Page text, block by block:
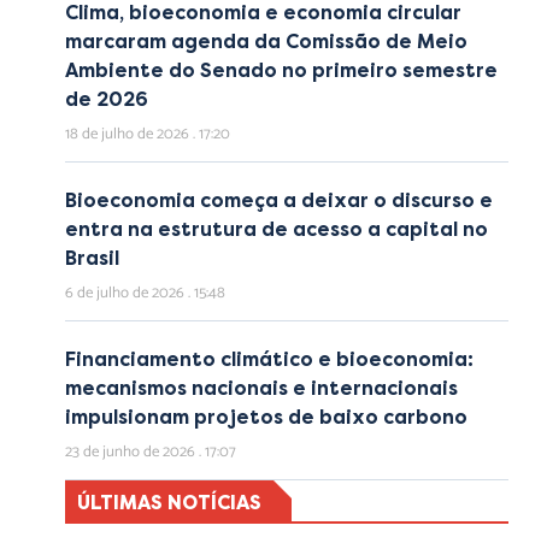
Clima, bioeconomia e economia circular
marcaram agenda da Comissão de Meio
Ambiente do Senado no primeiro semestre
de 2026
18 de julho de 2026 17:20
Bioeconomia começa a deixar o discurso e
entra na estrutura de acesso a capital no
Brasil
6 de julho de 2026 15:48
Financiamento climático e bioeconomia:
mecanismos nacionais e internacionais
impulsionam projetos de baixo carbono
23 de junho de 2026 17:07
ÚLTIMAS NOTÍCIAS